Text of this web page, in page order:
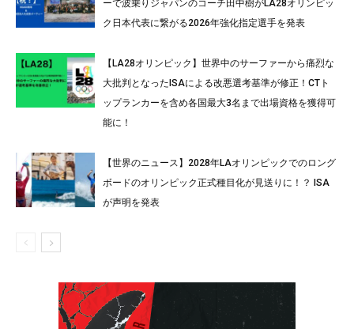
ーで波乗りジャパンのコーチ田中樹がLA28オリンピッ
ク日本代表に繋がる2026年強化指定選手を発表
【LA28オリンピック】世界中のサーファーから痛烈な
大批判となったISAによる改悪選考基準が修正！CTト
ップランカーを含め各国最大3名まで出場資格を獲得可
能に！
【世界のニュース】2028年LAオリンピックでのロング
ボードのオリンピック正式種目化が見送りに！？ ISA
が声明を発表